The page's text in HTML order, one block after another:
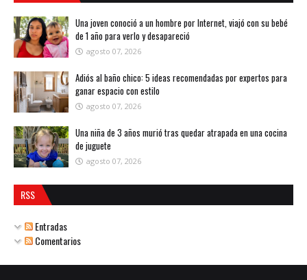
Una joven conoció a un hombre por Internet, viajó con su bebé
de 1 año para verlo y desapareció
agosto 07, 2026
Adiós al baño chico: 5 ideas recomendadas por expertos para
ganar espacio con estilo
agosto 07, 2026
Una niña de 3 años murió tras quedar atrapada en una cocina
de juguete
agosto 07, 2026
RSS
Entradas
Comentarios